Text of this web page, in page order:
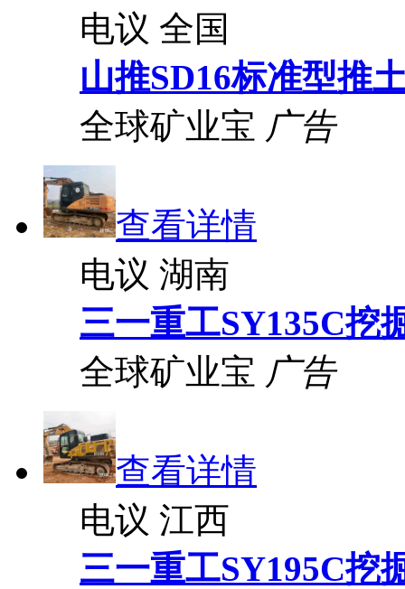
电议 全国
山推SD16标准型推
全球矿业宝 广告
查看详情
电议 湖南
三一重工SY135C挖
全球矿业宝 广告
查看详情
电议 江西
三一重工SY195C挖